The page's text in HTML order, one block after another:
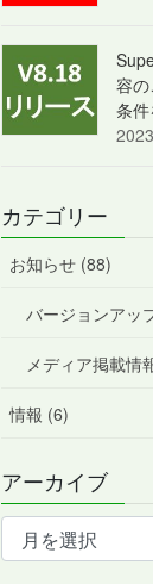
容
条件
カテゴリー
お知らせ (88)
バージョンアッ
メディア掲載情
情報 (6)
アーカイブ
ア